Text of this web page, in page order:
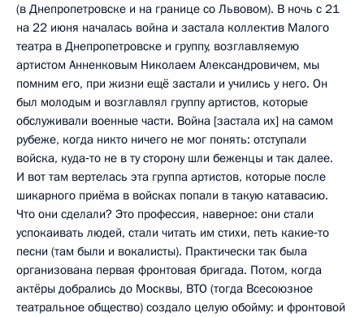
(в Днепропетровске и на границе со Львовом). В ночь с 21
на 22 июня началась война и застала коллектив Малого
театра в Днепропетровске и группу, возглавляемую
артистом Анненковым Николаем Александровичем, мы
помним его, при жизни ещё застали и учились у него. Он
был молодым и возглавлял группу артистов, которые
обслуживали военные части. Война [застала их] на самом
рубеже, когда никто ничего не мог понять: отступали
войска, куда‑то не в ту сторону шли беженцы и так далее.
И вот там вертелась эта группа артистов, которые после
шикарного приёма в войсках попали в такую катавасию.
Что они сделали? Это профессия, наверное: они стали
успокаивать людей, стали читать им стихи, петь какие‑то
песни (там были и вокалисты). Практически так была
организована первая фронтовая бригада. Потом, когда
актёры добрались до Москвы, ВТО (тогда Всесоюзное
театральное общество) создало целую обойму: и фронтовой